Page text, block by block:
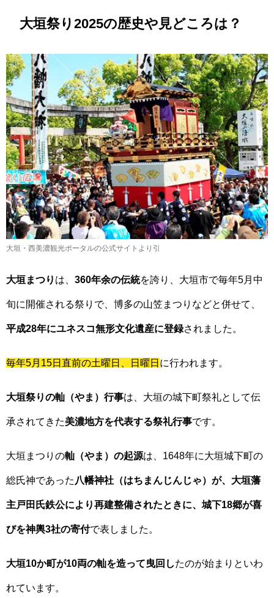
大垣祭り2025の歴史や見どころは？
大垣・西美濃観光ポータルの公式サイトより引
大垣まつり は、 360年余の伝統を誇り、大垣市で毎年5月中
旬に開催される祭りで、博多の山笠まつりなどと併せて、
平成28年にユネスコ無形文化遺産に登録されました。
毎年5月15日直前の土曜日、日曜日 に行われます。
大垣祭りの軕（やま）行事は、大垣の城下町祭礼として伝
承されてきた美濃地方を代表する祭礼行事です。
大垣まつりの軕（やま）の起源は、1648年に大垣城下町の
総氏神であった 八幡神社（はちまんじんじゃ）が、大垣藩
主戸田氏鉄公により再建整備されたときに、城下18郷が喜
びを神輿3社の寄付で表しました。
大垣10か町が10両の軕を造って曳回したのが始まりといわ
れています。